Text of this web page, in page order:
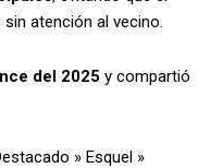
atención al vecino.
del 2025 y compartió
» Esquel »